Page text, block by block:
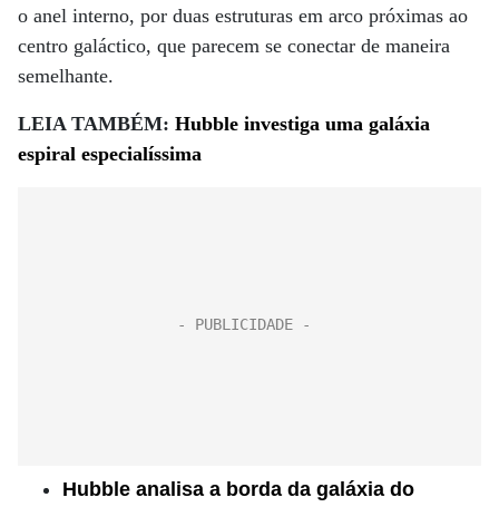
o anel interno, por duas estruturas em arco próximas ao
centro galáctico, que parecem se conectar de maneira
semelhante.
LEIA TAMBÉM: Hubble investiga uma galáxia
espiral especialíssima
Hubble analisa a borda da galáxia do